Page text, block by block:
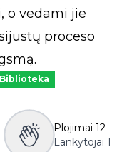
o vedami jie
proceso
Plojimai 12
Lankytojai 1